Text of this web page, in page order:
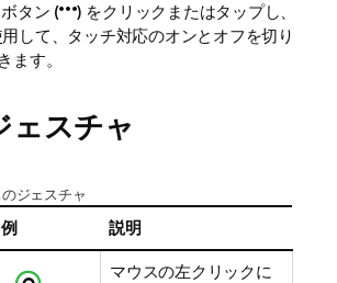
タン (
) をクリックまたはタップし、
して、タッチ対応のオンとオフを切り
ます。
ェスチャ
ジェスチャ
例 説明
マウスの左クリックに